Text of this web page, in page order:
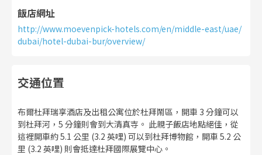
飯店網址
http://www.moevenpick-hotels.com/en/middle-east/uae/
dubai/hotel-dubai-bur/overview/
交通位置
布爾杜拜瑞享酒店及出租公寓位於杜拜鬧區，開車 3 分鐘可以
到杜拜河，5 分鐘則會到大清真寺。 此親子飯店地點絕佳，從
這裡開車約 5.1 公里 (3.2 英哩) 可以到杜拜博物館，開車 5.2 公
里 (3.2 英哩) 則會抵達杜拜國際展覽中心。